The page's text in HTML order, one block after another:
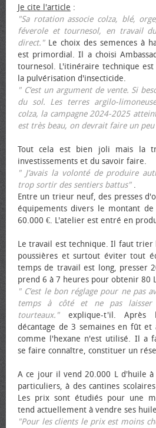
Je cite l'article :
"Sa rotation associe colza, blé,
féverole et tournesol, en travail
direct."Le choix des semences à
est primordial. Il a choisi
tournesol. L'itinéraire technique
la pulvérisation d'insecticide.
" C’est un argument de vente. Si
du sol. Les terres argilo-
colza, la campagne 2024-2025
est très beau, on devrait faire un
Tout cela est bien joli mais la
investissements et du savoir faire.
" J’avais la volonté de produire
trop sortir des sentiers battus".
Entre un trieur neuf, des presses
équipements divers le montant
60.000 €. L'atelier est entré en
Le travail est technique. Il faut trier
poussières et surtout éviter tout
temps de travail est long, presser
prend 6 à 7 heures pour obtenir 80
" C’est le bon réglage pour ne pas
temps à côté et ne pas laisser
tourteaux."explique-t'il. Après
décantage de 3 semaines en fût
comme l'hexane n'est utilisé. Il a
se faire connaître, constituer un
A ce jour il vend 20.000 L d'huile à
particuliers, à des cantines
Les prix sont étudiés pour une
tend actuellement à vendre ses
"Pour les clients le prix est moins